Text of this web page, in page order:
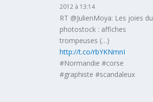
2012 à 13:14
RT @JulienMoya: Les joies du
photostock : affiches
trompeuses (…)
http://t.co/rbYKNmnI
#Normandie #corse
#graphiste #scandaleux